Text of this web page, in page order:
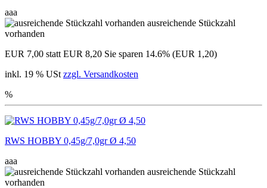
aaa
ausreichende Stückzahl
vorhanden
EUR 7,00 statt EUR 8,20 Sie sparen 14.6% (EUR 1,20)
inkl. 19 % USt zzgl. Versandkosten
%
RWS HOBBY 0,45g/7,0gr Ø 4,50
aaa
ausreichende Stückzahl
vorhanden